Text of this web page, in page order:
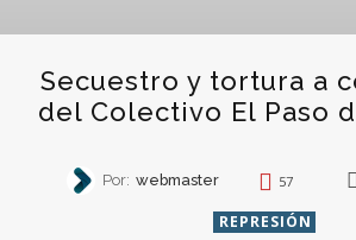
Secuestro y tortura a
del Colectivo El Paso
Por: webmaster 57
REPRESIÓN